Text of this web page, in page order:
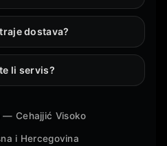
dostava?
li servis?
— Cehajjić Visoko
i Hercegovina